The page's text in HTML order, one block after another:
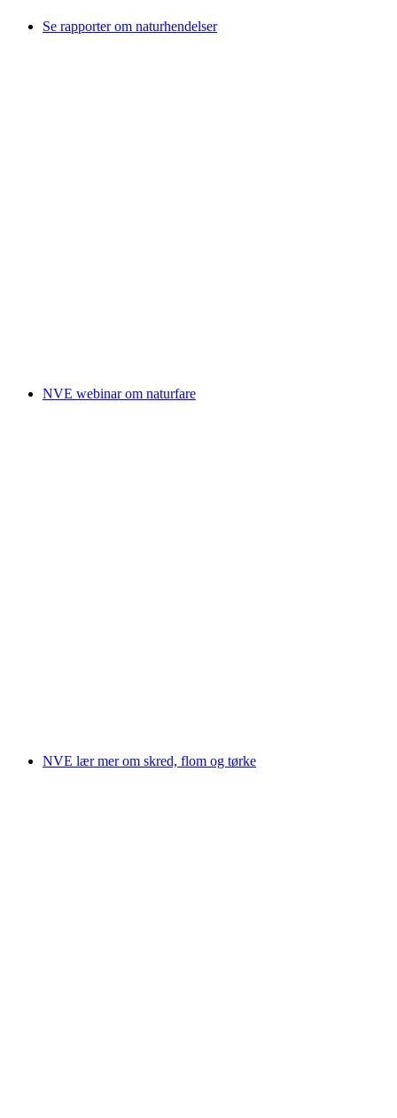
Se rapporter om naturhendelser
NVE webinar om naturfare
NVE lær mer om skred, flom og tørke